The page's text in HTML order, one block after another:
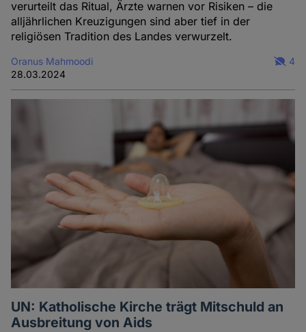
verurteilt das Ritual, Ärzte warnen vor Risiken – die
alljährlichen Kreuzigungen sind aber tief in der
religiösen Tradition des Landes verwurzelt.
Oranus Mahmoodi
28.03.2024
4
UN: Katholische Kirche trägt Mitschuld an
Ausbreitung von Aids